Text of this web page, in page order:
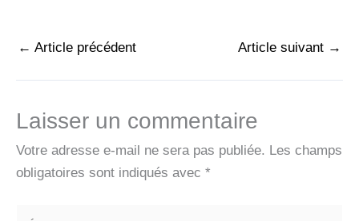
← Article précédent Article suivant →
Laisser un commentaire
Votre adresse e-mail ne sera pas publiée. Les champs
obligatoires sont indiqués avec *